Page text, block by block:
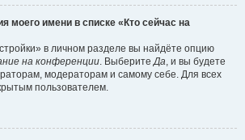
моего имени в списке «Кто сейчас на
в личном разделе вы найдёте опцию
на конференции. ВыберитеДа, и вы будете
модераторам и самому себе. Для всех
пользователем.